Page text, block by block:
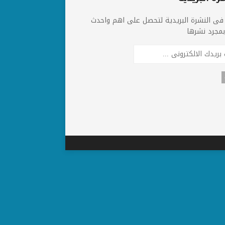
النشرة البريدية لتحصل على اهم واحدث
بمجرد نشرها